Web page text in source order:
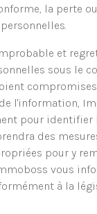
la perte
et
sous le
l'information,
pour identifier
des
pour y
vous
à la